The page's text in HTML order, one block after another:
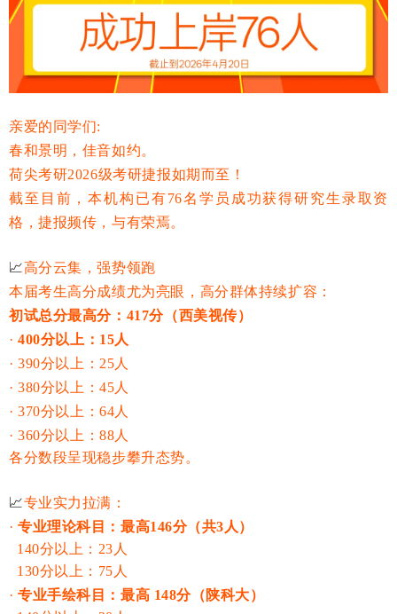
亲爱的同学们:
春和景明，佳音如约。
荷尖考研2026级考研捷报如期而至！
截至 目前 ，本机构已有76名 学员成功获得研究生录取资
格，捷报频传，与有荣焉。
📈高分云集，强势领跑
本届考生高分成绩尤为亮眼，高分群体持续扩容：
初试总分最高分：417分（西美视传）
·400分以上：15人
·390分以上：25人
·380分以上：45人
·370分以上：64人
·360分以上：88人
各分数段呈现稳步攀升态势。
📈专业实力拉满：
·专业理论科目：最高146分（共3人）
140分以上：23人
130分以上：75人
·专业手绘科目：最高 148分（陕科大）